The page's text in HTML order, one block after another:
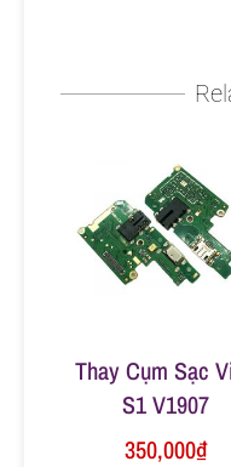
i
ộ
g
Thay Cụm Sạc
S1 V1907
350,000₫